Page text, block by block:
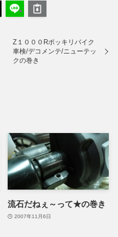
Z１０００Rポッキリバイク
車検/デコメンテ/ニューテッ
クの巻き
流石だねぇ～って★の巻き
2007年11月6日